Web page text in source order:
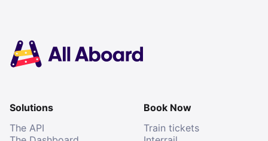
Solutions
The API
Book Now
Train tickets